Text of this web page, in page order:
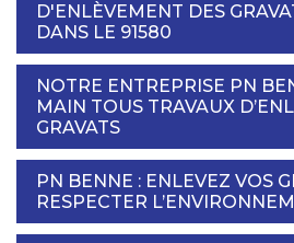
D'ENLÈVEMENT DES
DANS LE 91580
NOTRE ENTREPRISE PN
MAIN TOUS TRAVAUX
GRAVATS
PN BENNE : ENLEVEZ VOS
RESPECTER